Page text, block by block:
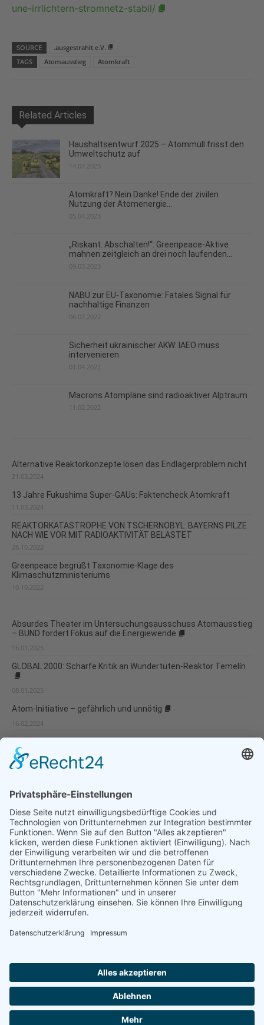
une-irrlichtern-stromnetz-stabil/
SOURCE
.ausgestrahlt e.V.
TAGS
Atomausstieg Atomkraft
Related Articles
Haushaltsentwurf 2025 – Atommüll frisst den
Umweltschutz auf
14.07.2025
Atomkraft? Nein Danke! Ende der zivilen
Nutzung der Atomenergie...
05.04.2023
„Riskant. Abschalten!“: Greenpeace-Aktive
mahnen zeitgleich an drei noch laufenden...
09.03.2023
NABU zur EU-Taxonomie: Fatales Signal für
nachhaltige Finanzen
06.07.2022
Sicherheit ukrainischer AKW: IAEO muss
intervenieren
01.04.2022
Macrons Atompläne sind radioaktiver Alptraum
11.02.2022
Alternative Reaktorkonzepte lösen das Endlagerproblem nicht
21.03.2024
13 Jahre Fukushima Super-GAUs: Faktencheck Atomkraft
11.03.2024
REAKTORKATASTROPHE VON TSCHERNOBYL: BAYERNS PILZE
NACH WIE VOR MIT RADIOAKTIVITÄT BELASTET
28.10.2022
Greenpeace begrüßt Taxonomie-Klage des
Klimaschutzministeriums
10.10.2022
Absurdes Theater im Untersuchungsausschuss Atomausstieg
– BUND fordert Fokus auf die Energiewende
16.01.2025
GLOBAL 2000: Scharfe Kritik an Wundertüten-Reaktor Temelín
08.01.2025
Atom-Initiative – gefährlich und unnötig
16.02.2024
13.04.2023
Datenschutzerklärung
Impressum
© GreenConnect®2000 - 2026